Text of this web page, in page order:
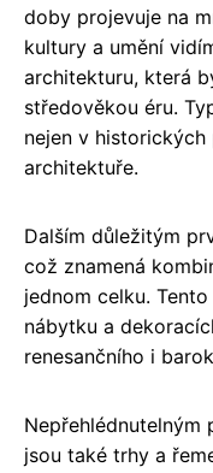
doby projevuje na
kultury a umění
architekturu, která
středověkou éru.
nejen v
architektuře.
Dalším důležitým
což znamená
jednom celku.
nábytku a
renesančního i
jsou také trhy a